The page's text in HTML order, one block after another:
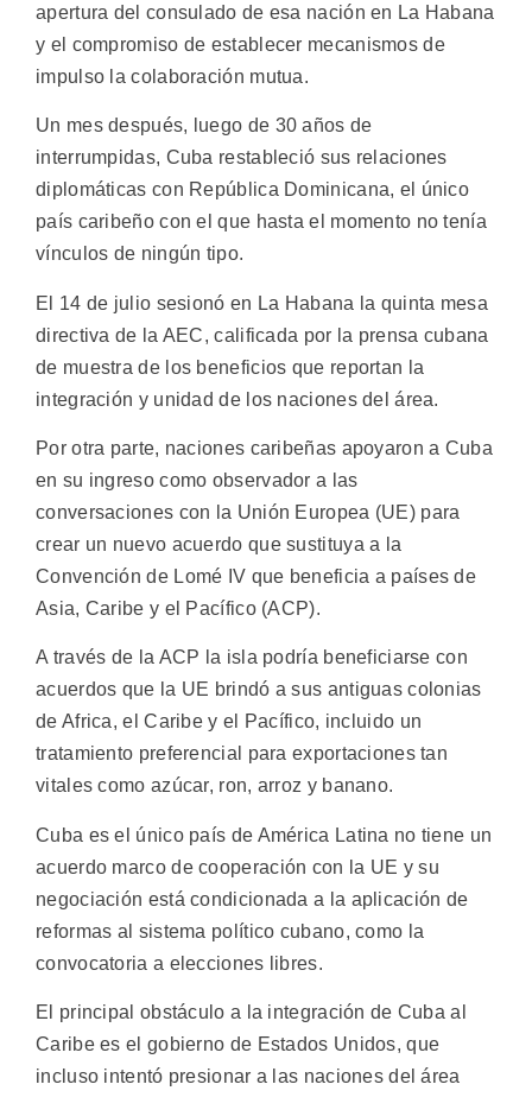
apertura del consulado de esa nación en La Habana
y el compromiso de establecer mecanismos de
impulso la colaboración mutua.
Un mes después, luego de 30 años de
interrumpidas, Cuba restableció sus relaciones
diplomáticas con República Dominicana, el único
país caribeño con el que hasta el momento no tenía
vínculos de ningún tipo.
El 14 de julio sesionó en La Habana la quinta mesa
directiva de la AEC, calificada por la prensa cubana
de muestra de los beneficios que reportan la
integración y unidad de los naciones del área.
Por otra parte, naciones caribeñas apoyaron a Cuba
en su ingreso como observador a las
conversaciones con la Unión Europea (UE) para
crear un nuevo acuerdo que sustituya a la
Convención de Lomé IV que beneficia a países de
Asia, Caribe y el Pacífico (ACP).
A través de la ACP la isla podría beneficiarse con
acuerdos que la UE brindó a sus antiguas colonias
de Africa, el Caribe y el Pacífico, incluido un
tratamiento preferencial para exportaciones tan
vitales como azúcar, ron, arroz y banano.
Cuba es el único país de América Latina no tiene un
acuerdo marco de cooperación con la UE y su
negociación está condicionada a la aplicación de
reformas al sistema político cubano, como la
convocatoria a elecciones libres.
El principal obstáculo a la integración de Cuba al
Caribe es el gobierno de Estados Unidos, que
incluso intentó presionar a las naciones del área